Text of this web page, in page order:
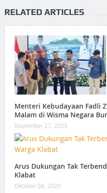
RELATED ARTICLES
Menteri Kebudayaan Fadli
Malam di Wisma Negara
November 27, 2025
Arus Dukungan Tak
Klabat
Oktober 09, 2020